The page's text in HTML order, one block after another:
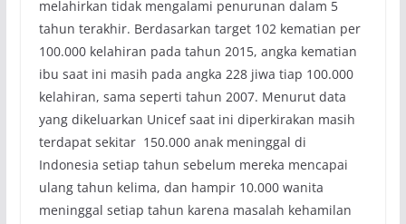
melahirkan tidak mengalami penurunan dalam 5
tahun terakhir. Berdasarkan target 102 kematian per
100.000 kelahiran pada tahun 2015, angka kematian
ibu saat ini masih pada angka 228 jiwa tiap 100.000
kelahiran, sama seperti tahun 2007. Menurut data
yang dikeluarkan Unicef saat ini diperkirakan masih
terdapat sekitar 150.000 anak meninggal di
Indonesia setiap tahun sebelum mereka mencapai
ulang tahun kelima, dan hampir 10.000 wanita
meninggal setiap tahun karena masalah kehamilan